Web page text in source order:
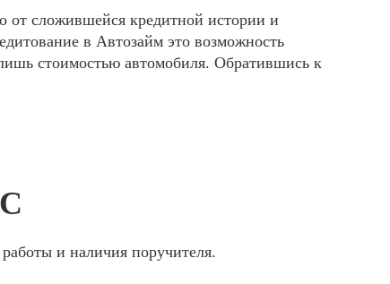
от сложившейся кредитной истории и
в Автозайм это возможность
стоимостью автомобиля. Обратившись к
и наличия поручителя.